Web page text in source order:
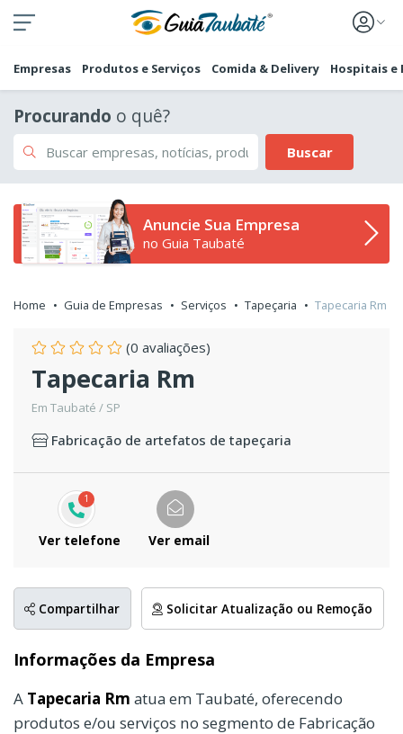
Empresas Produtos e Serviços Comida & Delivery Hospitais e
Procurando o quê?
Buscar
Anuncie Sua Empresa
no Guia Taubaté
Home Guia de Empresas Serviços Tapeçaria Tapecaria Rm
(0 avaliações)
Tapecaria Rm
Em Taubaté / SP
Fabricação de artefatos de tapeçaria
1
Ver telefone Ver email
Compartilhar Solicitar Atualização ou Remoção
Informações da Empresa
A Tapecaria Rm atua em Taubaté, oferecendo
produtos e/ou serviços no segmento de Fabricação